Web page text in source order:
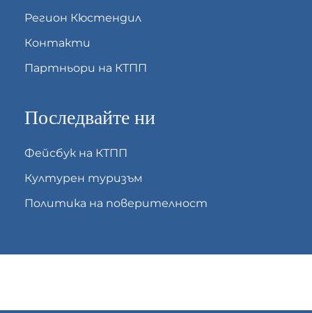
Регион Кюстендил
Контакти
Партньори на КТПП
Последвайте ни
Фейсбук на КТПП
Културен туризъм
Политика на поверителност